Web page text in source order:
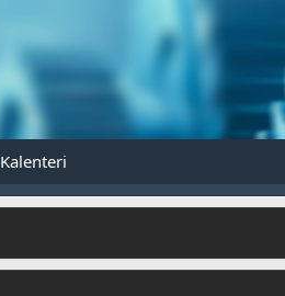
Kalenteri